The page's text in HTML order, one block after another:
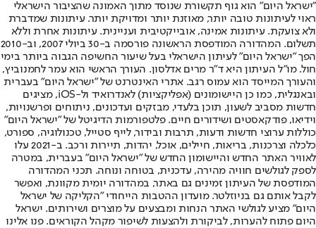
"ישראל היום" הוא גוף תקשורת שנוסד מתוך האמונה שהציבור הישראלי
ראוי לעיתונות טובה יותר, מאוזנת יותר ומדויקת יותר. עיתונות שמדברת
ולא צועקת. עיתונות אמינה, אובייקטיבית ועניינית. עיתונות אחרת וללא
תשלום. המהדורה המודפסת הראשונה פורסמה ב-30 ביולי 2007, וב-2010
הפך "ישראל היום" לעיתון הישראלי בעל שיעור החשיפה הגבוה ביותר בימי
חול. מו"ל העיתון היא ד"ר מרים אדלסון. העורך הראשי הוא עמר לחמנוביץ,
והעורך המייסד הוא עמוס רגב. אתרי האינטרנט של "ישראל היום" בעברית
ובאנגלית, כמו כן היישומונים (אפליקציות) לאנדרואיד ול-iOS, מציגים
חדשות מסביב לשעון, תוכן בלעדי, מבזקים ועדכונים, ניתוחים ופרשנויות,
וידיאו, פודקאסטים ושידורים חיים. פלטפורמות הדיגיטל של "ישראל היום"
כוללות ערוצי חדשות ודעות, תרבות ובידור, לייף סטייל, טכנולוגיה, ספורט,
כלכלה וצרכנות, בריאות, חיילים, אוכל, יהדות, תיירות ורכב. ב-2021 עלו
לאוויר האתר החדש והיישומון החדש של "ישראל היום" בעברית, במטרה
לספק לגולשים חוויה מהירה, עדכנית, בטוחה ונוחה. תכני המהדורה
המודפסת של העיתון זמינים גם באתר, במהדורה יומית מקוונת, ואפשר
לקבל אותם גם בניוזלטר. מועדון ההטבות הייחודי "הקליקה של ישראל
היום" מציע לגולשי האתר הנחות ומבצעים על מוצרים ושירותים. ישראל
היום פתוח להערות, לביקורת ולהצעות לשיפור מקהל הקוראים. פנו אלינו